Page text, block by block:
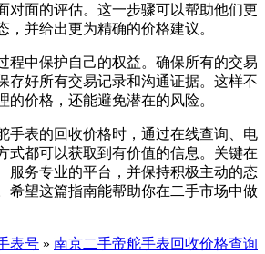
对面的评估。这一步骤可以帮助他们更
，并给出更为精确的价格建议。
程中保护自己的权益。确保所有的交易
存好所有交易记录和沟通证据。这样不
的价格，还能避免潜在的风险。
手表的回收价格时，通过在线查询、电
式都可以获取到有价值的信息。关键在
服务专业的平台，并保持积极主动的态
希望这篇指南能帮助你在二手市场中做
表号 » 南京二手帝舵手表回收价格查询